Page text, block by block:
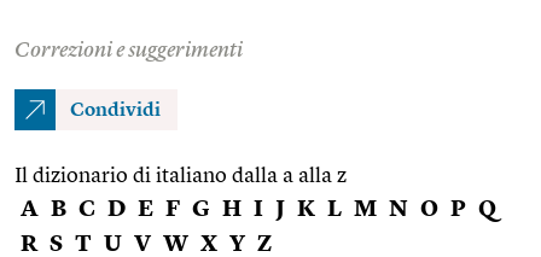
Correzioni e suggerimenti
Condividi
Il dizionario di italiano dalla a alla z
A B C D E F G H I J K L M N O P Q
R S T U V W X Y Z